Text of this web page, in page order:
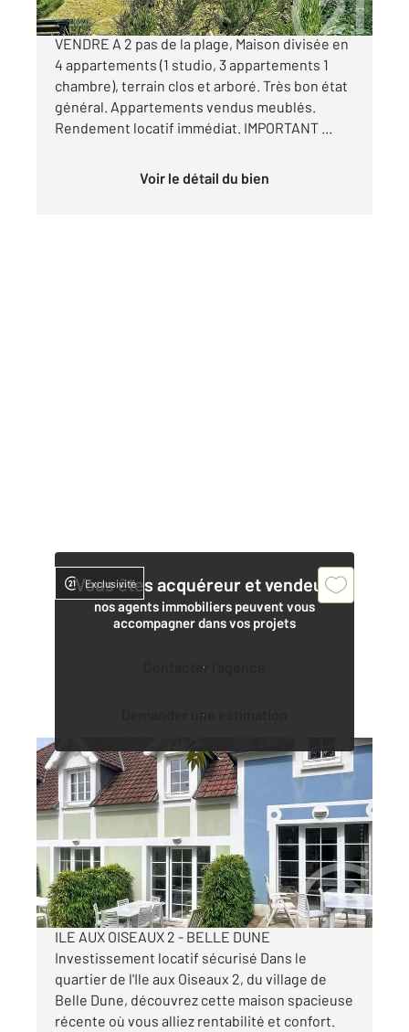
FORT MAHON PLAGE - MAISON DE FAMILLE A
VENDRE A 2 pas de la plage, Maison divisée en
4 appartements (1 studio, 3 appartements 1
chambre), terrain clos et arboré. Très bon état
général. Appartements vendus meublés.
Rendement locatif immédiat. IMPORTANT ...
Voir le détail du bien
Vous êtes acquéreur et vendeur,
nos agents immobiliers peuvent vous
accompagner dans vos projets
Contacter l'agence
Demander une estimation
Exclusivité
FORT MAHON PLAGE 80
46,98 m 2, 3 pièces
Ref : 376
170 000 €
Visiter le site dédié
ILE AUX OISEAUX 2 - BELLE DUNE
Investissement locatif sécurisé Dans le
quartier de l'Ile aux Oiseaux 2, du village de
Belle Dune, découvrez cette maison spacieuse
récente où vous alliez rentabilité et confort.